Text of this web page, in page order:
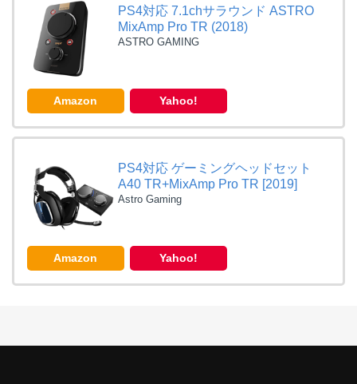
PS4対応 7.1chサラウンド ASTRO
MixAmp Pro TR (2018)
ASTRO GAMING
Amazon Yahoo!
PS4対応 ゲーミングヘッドセット
A40 TR+MixAmp Pro TR [2019]
Astro Gaming
Amazon Yahoo!